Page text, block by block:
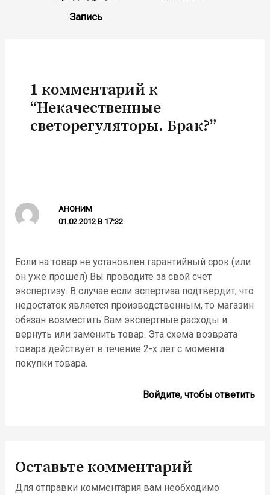
Запись
1 комментарий к
“Некачественные
светорегуляторы. Брак?”
АНОНИМ
01.02.2012 В 17:32
Если на товар не установлен гарантийный срок (или
он уже прошел) Вы проводите за свой счет
экспертизу. В случае если эспертиза подтвердит, что
недостаток является производственным, то магазин
обязан возместить Вам экспертные расходы и
вернуть или заменить товар. Эта схема возврата
товара действует в течение 2-х лет с момента
покупки товара.
Войдите, чтобы ответить
Оставьте комментарий
Для отправки комментария вам необходимо